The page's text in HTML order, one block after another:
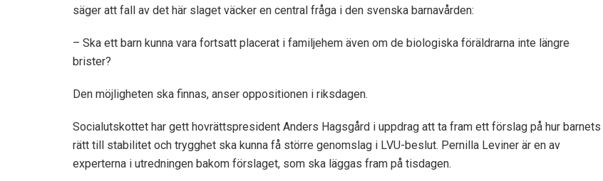
säger att fall av det här slaget väcker en central fråga i den svenska barnavården:
– Ska ett barn kunna vara fortsatt placerat i familjehem även om de biologiska föräldrarna inte längre
brister?
Den möjligheten ska finnas, anser oppositionen i riksdagen.
Socialutskottet har gett hovrättspresident Anders Hagsgård i uppdrag att ta fram ett förslag på hur barnets
rätt till stabilitet och trygghet ska kunna få större genomslag i LVU-beslut. Pernilla Leviner är en av
experterna i utredningen bakom förslaget, som ska läggas fram på tisdagen.